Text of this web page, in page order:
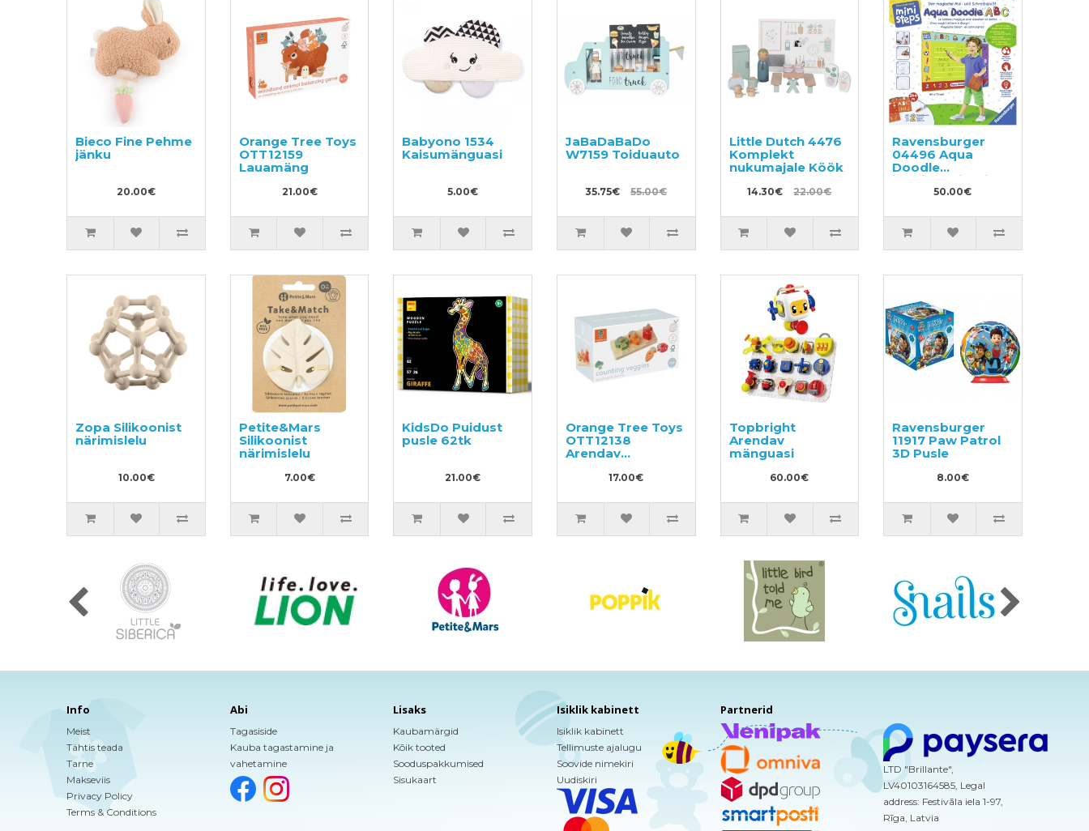
Bieco Fine Pehme
jänku
20.00€
Orange Tree Toys
OTT12159
Lauamäng
21.00€
Babyono 1534
Kaisumänguasi
5.00€
JaBaDaBaDo
W7159 Toiduauto
35.75€ 55.00€
Little Dutch 4476
Komplekt
nukumajale Köök
14.30€ 22.00€
Ravensburger
04496 Aqua
Doodle
joonistamisvaip
50.00€
Zopa Silikoonist
närimislelu
10.00€
Petite&Mars
Silikoonist
närimislelu
7.00€
KidsDo Puidust
pusle 62tk
21.00€
Orange Tree Toys
OTT12138
Arendav
mänguasi
17.00€
Topbright
Arendav
mänguasi
60.00€
Ravensburger
11917 Paw Patrol
3D Pusle
8.00€
Info
Meist
Tähtis teada
Tarne
Makseviis
Privacy Policy
Terms & Conditions
Abi
Tagasiside
Kauba tagastamine ja
vahetamine
Lisaks
Kaubamärgid
Kõik tooted
Sooduspakkumised
Sisukaart
Isiklik kabinett
Isiklik kabinett
Tellimuste ajalugu
Soovide nimekiri
Uudiskiri
Partnerid
LTD "Brillante",
LV40103164585, Legal
address: Festivāla iela 1-97,
Rīga, Latvia